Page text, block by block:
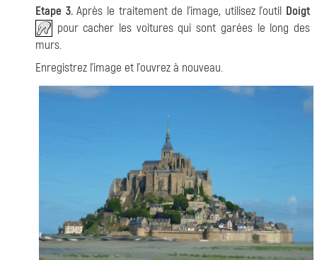
Etape 3.Après le traitement de l'image, utilisez l'outil Doigt
pour cacher les voitures qui sont garées le long des
murs.
Enregistrez l'image et l'ouvrez à nouveau.